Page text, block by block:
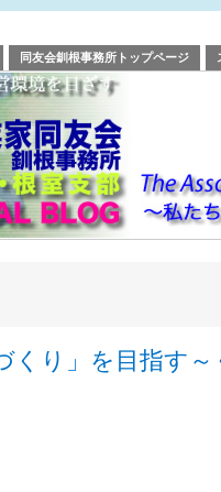
同友会釧根事務所トップページ
くり」を目指す